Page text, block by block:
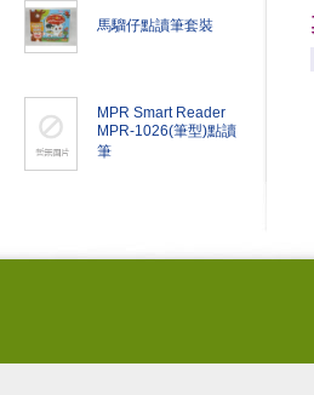
馬騮仔點讀筆套裝
MPR Smart Reader
MPR-1026(筆型)點讀
筆